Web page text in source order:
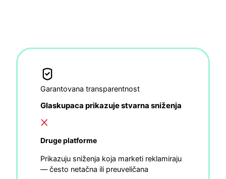
Garantovana transparentnost
Glaskupaca prikazuje stvarna sniženja
Druge platforme
Prikazuju sniženja koja marketi reklamiraju
— često netačna ili preuveličana